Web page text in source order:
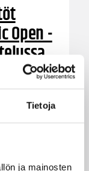
Tietoja
ja mainosten
Open -
Islannin